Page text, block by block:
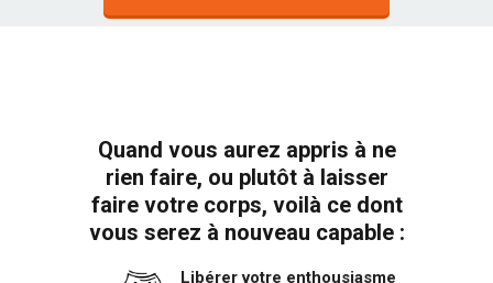
Quand vous aurez appris à ne
rien faire, ou plutôt à laisser
faire votre corps, voilà ce dont
vous serez à nouveau capable :
Libérer votre enthousiasme